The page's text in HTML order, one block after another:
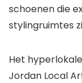
schoenen die
stylingruimtes
Het
Jordan Local